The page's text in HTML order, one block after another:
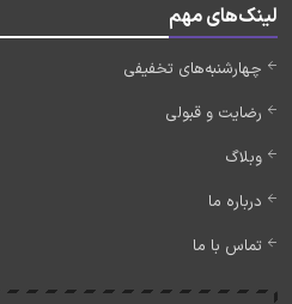
لینک‌های مهم
چهارشنبه‌های تخفیفی
رضایت و قبولی
وبلاگ
درباره ما
تماس با ما